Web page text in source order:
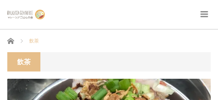
ホーム 飲茶
飲茶